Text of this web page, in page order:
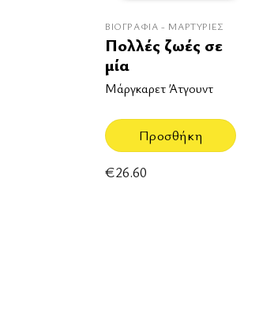
ΒΙΟΓΡΑΦΊΑ - ΜΑΡΤΥΡΊΕΣ
Πολλές ζωές σε
μία
Μάργκαρετ Άτγουντ
Προσθήκη
€26.60